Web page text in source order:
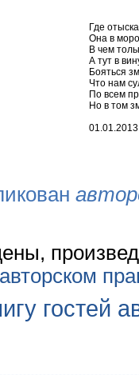
Где
Она в
В чем
А тут в
Бояться
Что нам
По всем
Но в том
авторском
гостей